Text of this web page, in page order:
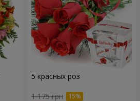
5 красных роз
1 175 грн